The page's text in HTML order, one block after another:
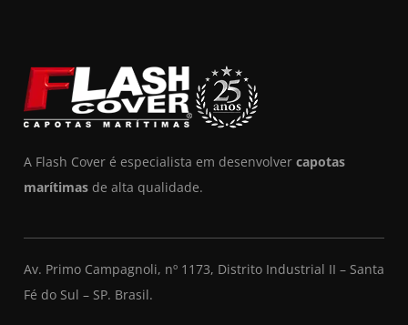
A Flash Cover é especialista em desenvolver capotas
marítimas de alta qualidade.
Av. Primo Campagnoli, nº 1173, Distrito Industrial II – Santa
Fé do Sul – SP. Brasil.